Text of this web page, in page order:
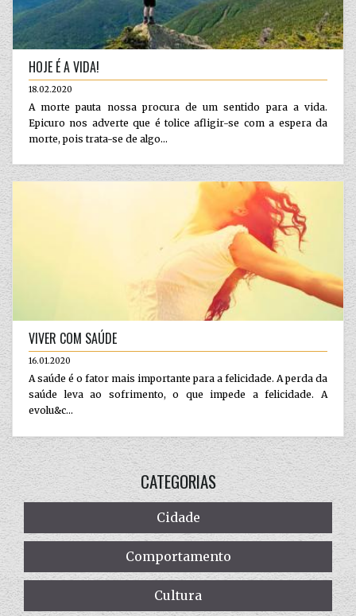
HOJE É A VIDA!
18.02.2020
A morte pauta nossa procura de um sentido para a vida.
Epicuro nos adverte que é tolice afligir-se com a espera da
morte, pois trata-se de algo...
VIVER COM SAÚDE
16.01.2020
A saúde é o fator mais importante para a felicidade. A perda da
saúde leva ao sofrimento, o que impede a felicidade. A
evolu&c...
CATEGORIAS
Cidade
Comportamento
Cultura